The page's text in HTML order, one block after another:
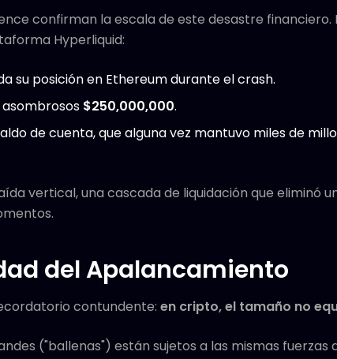
confirman la escala de este desastre
Hyperliquid:
su posición en Ethereum durante el crash.
asombrosos $250,000,000.
de cuenta, que alguna vez mantuvo miles de
vertical, una cascada de liquidación que eliminó
del Apalancamiento
contundente: en cripto, el tamaño no
("ballenas") están sujetos a las mismas